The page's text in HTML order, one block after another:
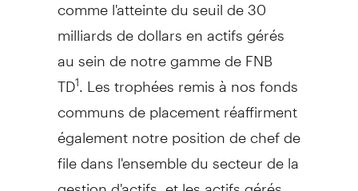
milliards de dollars en actifs gérés
au sein de notre gamme de FNB
TD1 . Les trophées remis à nos fonds
communs de placement réaffirment
également notre position de chef de
file dans l'ensemble du secteur de la
gestion d'actifs, et les actifs gérés